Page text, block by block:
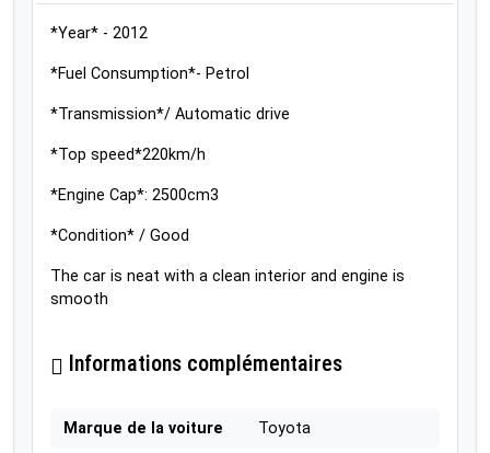
*Year* - 2012
*Fuel Consumption*- Petrol
*Transmission*/ Automatic drive
*Top speed*220km/h
*Engine Cap*: 2500cm3
*Condition* / Good
The car is neat with a clean interior and engine is
smooth
Informations complémentaires
Marque de la voiture Toyota